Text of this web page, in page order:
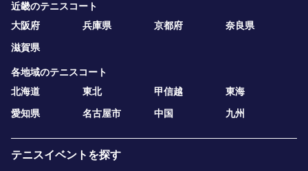
近畿のテニスコート
大阪府
兵庫県 京都府
奈良県
滋賀県
各地域のテニスコート
北海道
東北 甲信越
東海
愛知県
名古屋市 中国 九州
テニスイベントを探す